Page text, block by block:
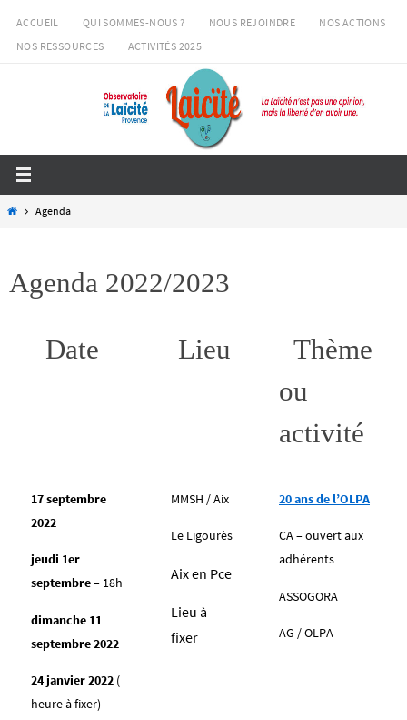
Passer
vers
ACCUEIL QUI SOMMES-NOUS ? NOUS REJOINDRE
NOS ACTIONS
NOS RESSOURCES
ACTIVITÉS 2025
HomeAgenda
Agenda 2022/2023
Date Lieu
Thème
ou
activité
17 septembre
2022
jeudi 1er
septembre– 18h
dimanche 11
septembre 2022
24 janvier 2022 (
heure à fixer)
MMSH / Aix
Le Ligourès
Aix en Pce
Lieu à
fixer
20 ans de l’OLPA
CA – ouvert aux
adhérents
ASSOGORA
AG / OLPA